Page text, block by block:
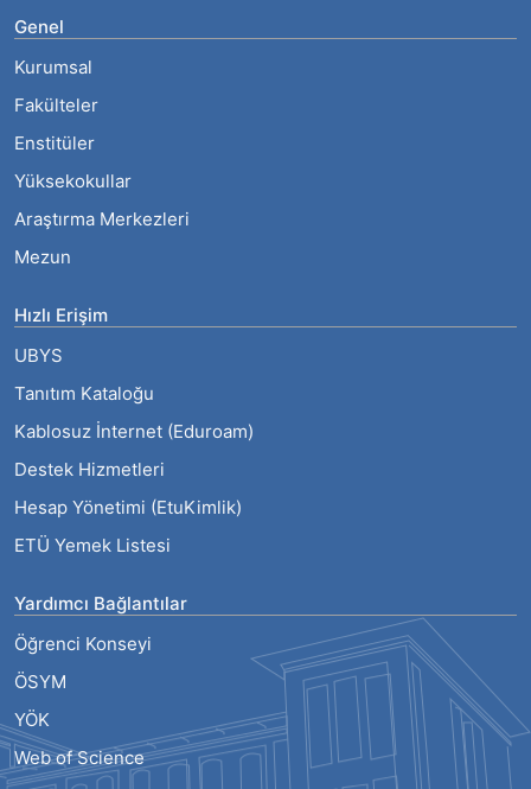
Genel
Kurumsal
Fakülteler
Enstitüler
Yüksekokullar
Araştırma Merkezleri
Mezun
Hızlı Erişim
UBYS
Tanıtım Kataloğu
Kablosuz İnternet (Eduroam)
Destek Hizmetleri
Hesap Yönetimi (EtuKimlik)
ETÜ Yemek Listesi
Yardımcı Bağlantılar
Öğrenci Konseyi
ÖSYM
YÖK
Web of Science